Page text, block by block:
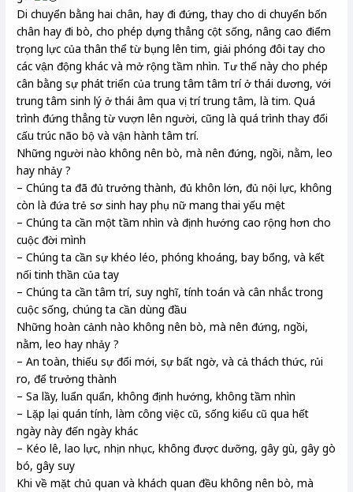
Di chuyển bằng hai chân, hay đi đứng, thay cho di chuyển bốn
chân hay đi bò, cho phép dựng thẳng cột sống, nâng cao điểm
trọng lực của thân thể từ bụng lên tim, giải phóng đôi tay cho
các vận động khác và mở rộng tầm nhìn. Tư thế này cho phép
cân bằng sự phát triển của trung tâm tâm trí ở thái dương, với
trung tâm sinh lý ở thái âm qua vị trí trung tâm, là tim. Quá
trình đứng thẳng từ vượn lên người, cũng là quá trình thay đổi
cấu trúc não bộ và vận hành tâm trí.
Những người nào không nên bò, mà nên đứng, ngồi, nằm, leo
hay nhảy ?
– Chúng ta đã đủ trưởng thành, đủ khôn lớn, đủ nội lực, không
còn là đứa trẻ sơ sinh hay phụ nữ mang thai yếu mệt
– Chúng ta cần một tầm nhìn và định hướng cao rộng hơn cho
cuộc đời mình
– Chúng ta cần sự khéo léo, phóng khoáng, bay bổng, và kết
nối tinh thần của tay
– Chúng ta cần tâm trí, suy nghĩ, tính toán và cân nhắc trong
cuộc sống, chúng ta cần dùng đầu
Những hoàn cảnh nào không nên bò, mà nên đứng, ngồi,
nằm, leo hay nhảy ?
– An toàn, thiếu sự đổi mới, sự bất ngờ, và cả thách thức, rủi
ro, để trưởng thành
– Sa lầy, luẩn quẩn, không định hướng, không tầm nhìn
– Lặp lại quán tính, làm công việc cũ, sống kiểu cũ qua hết
ngày này đến ngày khác
– Kéo lê, lao lực, nhịn nhục, không được dưỡng, gây gù, gây gò
bó, gây suy
Khi về mặt chủ quan và khách quan đều không nên bò, mà